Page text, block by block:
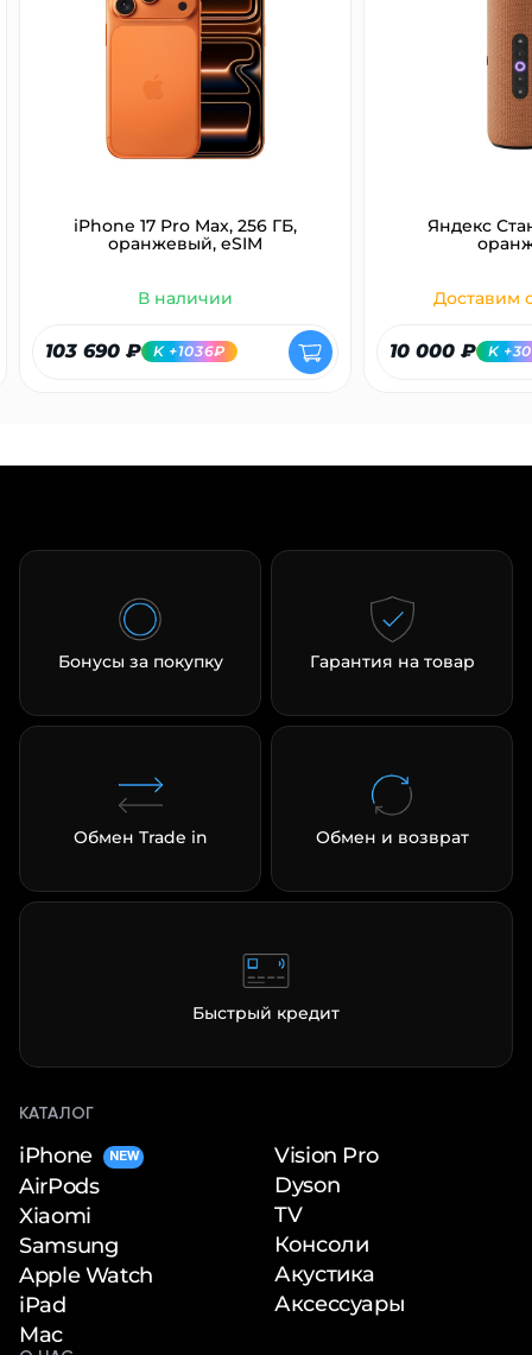
iPhone 17 Pro Max, 256 ГБ,
оранжевый, eSIM
В наличии
103 690 ₽ K +1036₽
Яндекс
Доставим
10 000 ₽ K
Бонусы за покупку Гарантия на товар
Обмен Trade in Обмен и возврат
Быстрый кредит
КАТАЛОГ
iPhone NEW
AirPods
Xiaomi
Samsung
Apple Watch
iPad
Mac
Vision Pro
Dyson
TV
Консоли
Акустика
Аксессуары